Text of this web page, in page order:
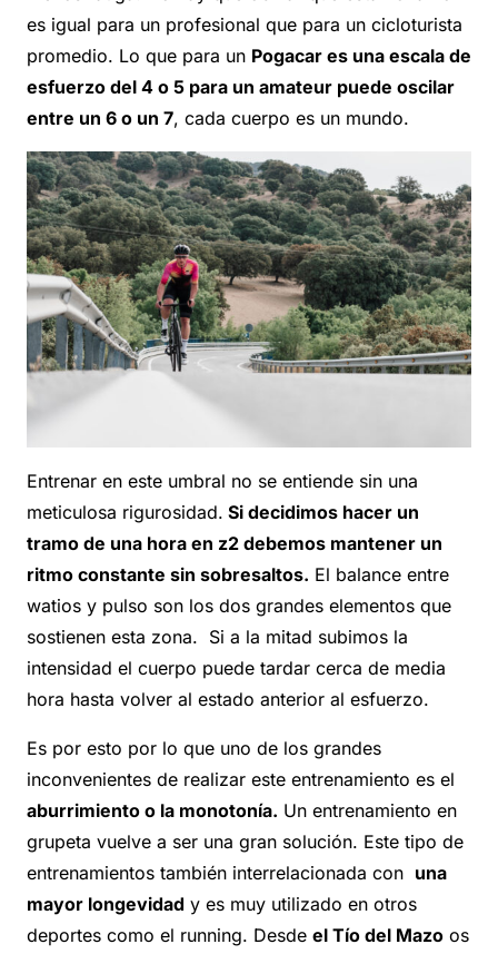
es igual para un profesional que para un cicloturista
promedio. Lo que para un Pogacar es una escala de
esfuerzo del 4 o 5 para un amateur puede oscilar
entre un 6 o un 7, cada cuerpo es un mundo.
Entrenar en este umbral no se entiende sin una
meticulosa rigurosidad. Si decidimos hacer un
tramo de una hora en z2 debemos mantener un
ritmo constante sin sobresaltos. El balance entre
watios y pulso son los dos grandes elementos que
sostienen esta zona. Si a la mitad subimos la
intensidad el cuerpo puede tardar cerca de media
hora hasta volver al estado anterior al esfuerzo.
Es por esto por lo que uno de los grandes
inconvenientes de realizar este entrenamiento es el
aburrimiento o la monotonía. Un entrenamiento en
grupeta vuelve a ser una gran solución. Este tipo de
entrenamientos también interrelacionada con una
mayor longevidad y es muy utilizado en otros
deportes como el running. Desde el Tío del Mazo os